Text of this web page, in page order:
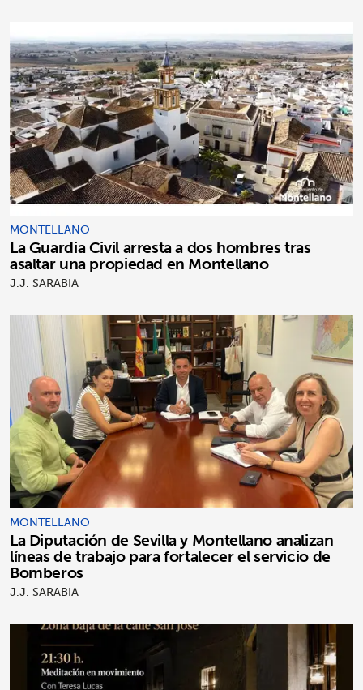
MONTELLANO
La Guardia Civil arresta a dos hombres tras
asaltar una propiedad en Montellano
J.J. SARABIA
MONTELLANO
La Diputación de Sevilla y Montellano analizan
líneas de trabajo para fortalecer el servicio de
Bomberos
J.J. SARABIA